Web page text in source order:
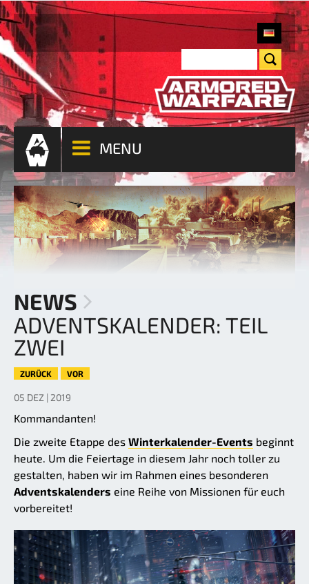
MENU
NEWS
ADVENTSKALENDER: TEIL
ZWEI
ZURÜCK VOR
05 DEZ | 2019
Kommandanten!
Die zweite Etappe des Winterkalender-Events beginnt
heute. Um die Feiertage in diesem Jahr noch toller zu
gestalten, haben wir im Rahmen eines besonderen
Adventskalenders eine Reihe von Missionen für euch
vorbereitet!